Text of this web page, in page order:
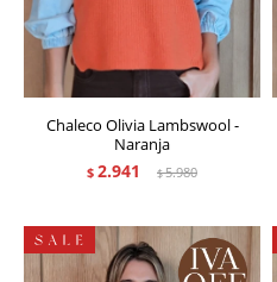
Chaleco Olivia Lambswool -
Naranja
$ 2.941 $5.980